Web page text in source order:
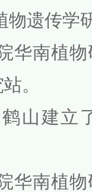
物遗传学
华南植
。
山建立
华南植